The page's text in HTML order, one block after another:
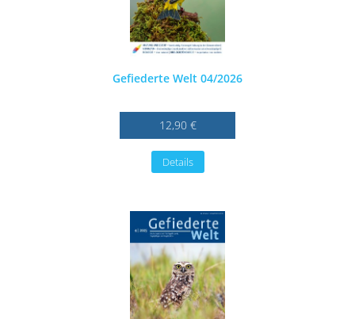
Gefiederte Welt 04/2026
12,90 €
Details